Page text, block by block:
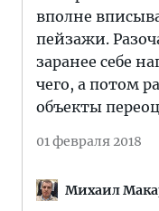
вполне
пейзажи.
заранее себе
чего, а потом
объекты
01 февраля 2018
Михаил